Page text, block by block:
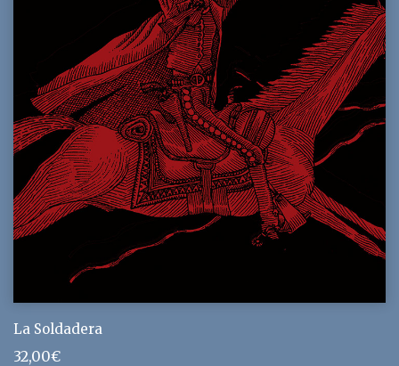
La Soldadera
32,00€